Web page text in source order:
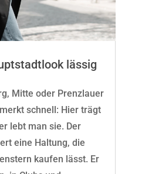
lässig
Mitte oder Prenzlauer
schnell: Hier trägt
lebt man sie. Der
eine Haltung, die
kaufen lässt. Er